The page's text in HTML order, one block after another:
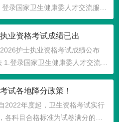
录国家卫生健康委人才交流服务
2026年度护士执业资格考试查分
阶段时注册的用户名、密码...
业资格考试成绩已出
护士执业资格考试成绩公布
登录国家卫生健康委人才交流服
入2026年度护士执业资格考试查
报名阶段时注...
试各地降分政策！
2022年度起，卫生资格考试实行
各科目合格标准为试卷满分的